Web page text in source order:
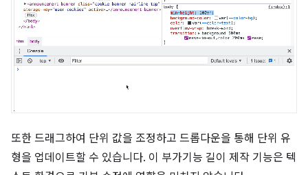
또한 드래그하여 단위 값을 조정하고 드롭다운을 통해 단위 유
형을 업데이트할 수 있습니다. 이 부가기능 길이 제작 기능은 텍